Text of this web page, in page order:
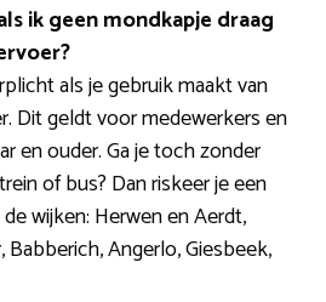
ik geen mondkapje draag
als je gebruik maakt van
Dit geldt voor medewerkers en
en ouder. Ga je toch zonder
of bus? Dan riskeer je een
wijken: Herwen en Aerdt,
Babberich, Angerlo, Giesbeek,